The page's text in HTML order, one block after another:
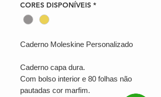
CORES DISPONÍVEIS *
Caderno Moleskine Personalizado
Caderno capa dura.
Com bolso interior e 80 folhas não
pautadas cor marfim.